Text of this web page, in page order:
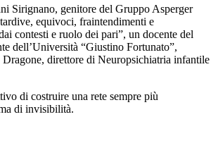
Sirignano, genitore del Gruppo Asperger
equivoci, fraintendimenti e
contesti e ruolo dei pari”, un docente del
dell’Università “Giustino Fortunato”,
direttore di Neuropsichiatria infantile
di costruire una rete sempre più
di invisibilità.